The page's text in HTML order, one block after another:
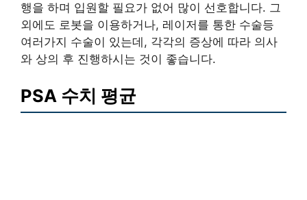
행을 하며 입원할 필요가 없어 많이 선호합니다. 그
외에도 로봇을 이용하거나, 레이저를 통한 수술등
여러가지 수술이 있는데, 각각의 증상에 따라 의사
와 상의 후 진행하시는 것이 좋습니다.
PSA 수치 평균